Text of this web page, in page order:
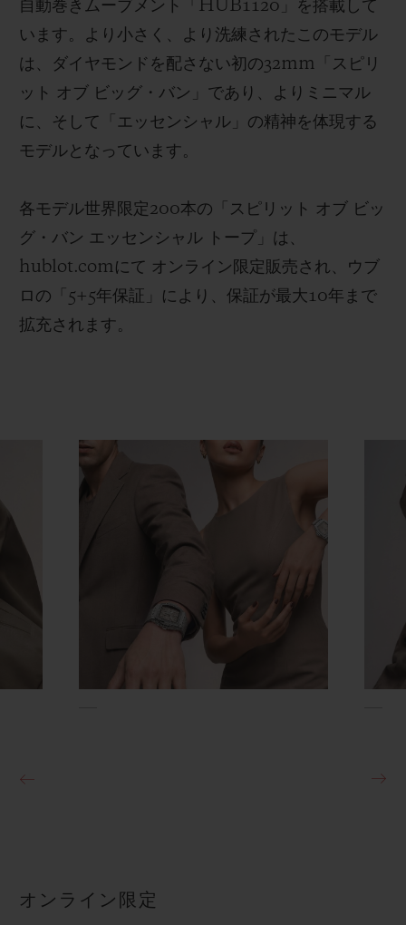
自動巻きムーブメント「HUB1120」を搭載して
います。より小さく、より洗練されたこのモデル
は、ダイヤモンドを配さない初の32mm「スピリ
ット オブ ビッグ・バン」であり、よりミニマル
に、そして「エッセンシャル」の精神を体現する
モデルとなっています。
各モデル世界限定200本の「スピリット オブ ビッ
グ・バン エッセンシャル トープ」は、
hublot.comにて オンライン限定販売され、ウブ
ロの「5+5年保証」により、保証が最大10年まで
拡充されます。
オンライン限定